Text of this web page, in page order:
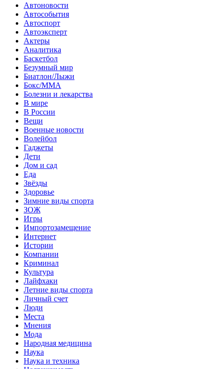
Автоновости
Автособытия
Автоспорт
Автоэксперт
Актеры
Аналитика
Баскетбол
Безумный мир
Биатлон/Лыжи
Бокс/MMA
Болезни и лекарства
В мире
В России
Вещи
Военные новости
Волейбол
Гаджеты
Дети
Дом и сад
Еда
Звёзды
Здоровье
Зимние виды спорта
ЗОЖ
Игры
Импортозамещение
Интернет
Истории
Компании
Криминал
Культура
Лайфхаки
Летние виды спорта
Личный счет
Люди
Места
Мнения
Мода
Народная медицина
Наука
Наука и техника